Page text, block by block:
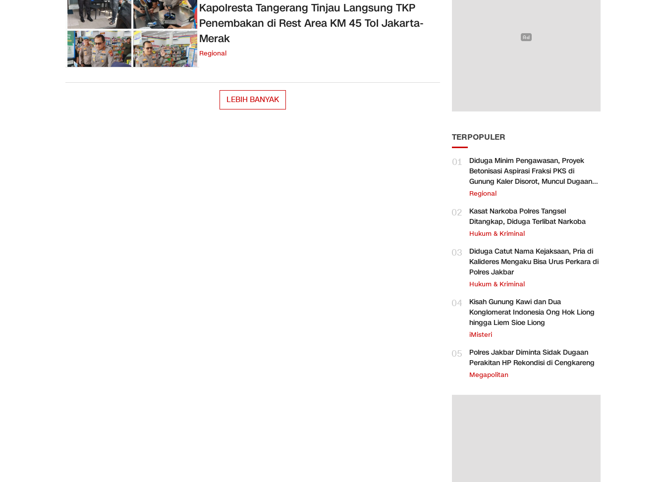
Kapolresta Tangerang Tinjau Langsung TKP
Penembakan di Rest Area KM 45 Tol Jakarta-
Merak
Regional
LEBIH BANYAK
TERPOPULER
01
Diduga Minim Pengawasan, Proyek
Betonisasi Aspirasi Fraksi PKS di
Gunung Kaler Disorot, Muncul Dugaan
Pengurangan Volume
Regional
02
Kasat Narkoba Polres Tangsel
Ditangkap, Diduga Terlibat Narkoba
Hukum & Kriminal
03
Diduga Catut Nama Kejaksaan, Pria di
Kalideres Mengaku Bisa Urus Perkara di
Polres Jakbar
Hukum & Kriminal
04
Kisah Gunung Kawi dan Dua
Konglomerat Indonesia Ong Hok Liong
hingga Liem Sioe Liong
iMisteri
05
Polres Jakbar Diminta Sidak Dugaan
Perakitan HP Rekondisi di Cengkareng
Megapolitan